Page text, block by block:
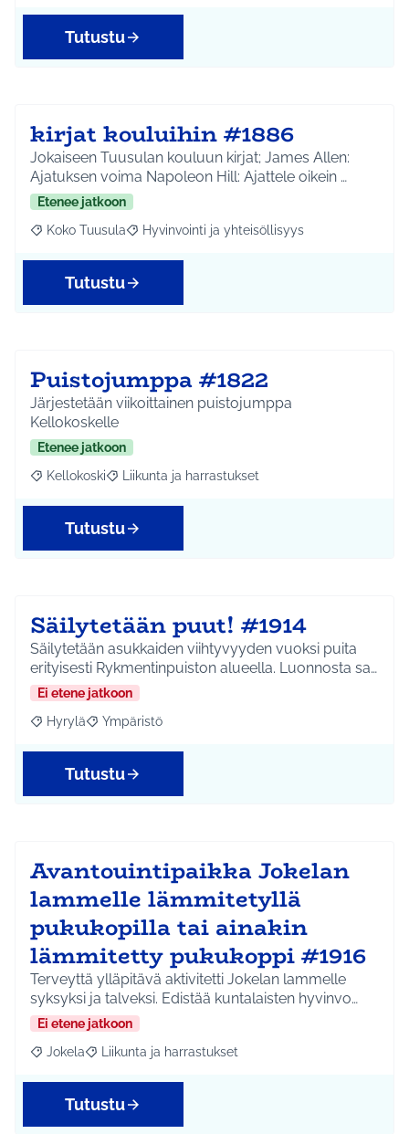
Tutustu
kirjat kouluihin #1886
Jokaiseen Tuusulan kouluun kirjat; James Allen:
Ajatuksen voima Napoleon Hill: Ajattele oikein …
Etenee jatkoon
Rajaa tulokset aihepiirin mukaan: Koko Tuusula
Koko Tuusula Rajaa tulokset teeman mukaan: Hyvinvointi ja
Hyvinvointi ja yhteisöllisyys
Tutustu
Puistojumppa #1822
Järjestetään viikoittainen puistojumppa
Kellokoskelle
Etenee jatkoon
Rajaa tulokset aihepiirin mukaan: Kellokoski
Kellokoski Rajaa tulokset teeman mukaan: Liikunta ja
Liikunta ja harrastukset
Tutustu
Säilytetään puut! #1914
Säilytetään asukkaiden viihtyvyyden vuoksi puita
erityisesti Rykmentinpuiston alueella. Luonnosta sa…
Ei etene jatkoon
Rajaa tulokset aihepiirin mukaan: Hyrylä
Hyrylä Rajaa tulokset teeman mukaan: Ympäristö
Ympäristö
Tutustu
Avantouintipaikka Jokelan
lammelle lämmitetyllä
pukukopilla tai ainakin
lämmitetty pukukoppi #1916
Terveyttä ylläpitävä aktivitetti Jokelan lammelle
syksyksi ja talveksi. Edistää kuntalaisten hyvinvo…
Ei etene jatkoon
Rajaa tulokset aihepiirin mukaan: Jokela
Jokela Rajaa tulokset teeman mukaan: Liikunta ja
Liikunta ja harrastukset
Tutustu